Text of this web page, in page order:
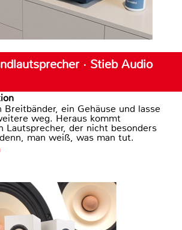
· Stieb Audio
Breitbänder, ein Gehäuse und lasse
weg. Heraus kommt
Lautsprecher, der nicht besonders
man weiß, was man tut.